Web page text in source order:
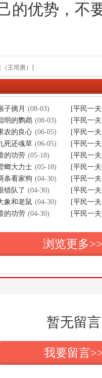
的优势，不
王培惠）]
子摘月 (08-03)
[平民一
明的鹦鹉 (08-03)
[平民一
农的良心 (06-05)
[平民一
死还魂草 (06-05)
[平民一
的功劳 (05-18)
[平民一
螂大力士 (05-18)
[平民一
条看家狗 (04-30)
[平民一
错队了 (04-30)
[平民一
象和老鼠 (04-30)
[平民一
的功劳 (04-30) [平民一
浏览更多>>
暂无留言
我要留言